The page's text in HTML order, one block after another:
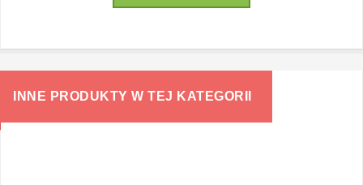
INNE PRODUKTY W TEJ KATEGORII